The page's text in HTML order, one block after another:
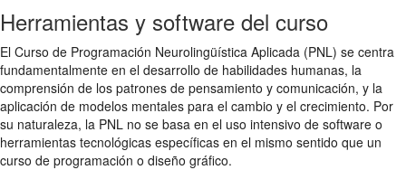
Herramientas y software del curso
El Curso de Programación Neurolingüística Aplicada (PNL) se centra
fundamentalmente en el desarrollo de habilidades humanas, la
comprensión de los patrones de pensamiento y comunicación, y la
aplicación de modelos mentales para el cambio y el crecimiento. Por
su naturaleza, la PNL no se basa en el uso intensivo de software o
herramientas tecnológicas específicas en el mismo sentido que un
curso de programación o diseño gráfico.